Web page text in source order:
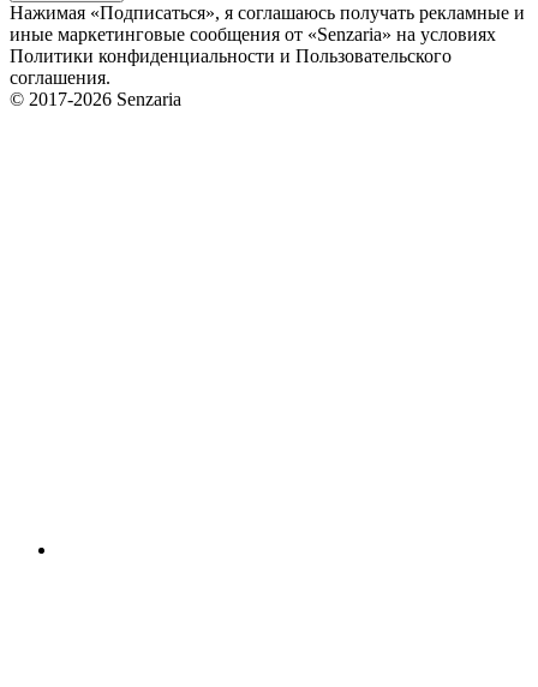
Нажимая «Подписаться», я соглашаюсь получать рекламные и
иные маркетинговые сообщения от «Senzaria» на условиях
Политики конфиденциальности и Пользовательского
соглашения.
© 2017-2026 Senzaria